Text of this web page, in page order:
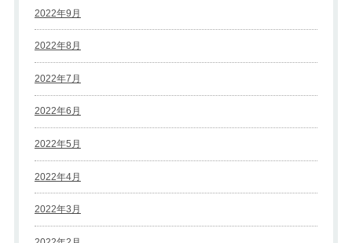
2022年9月
2022年8月
2022年7月
2022年6月
2022年5月
2022年4月
2022年3月